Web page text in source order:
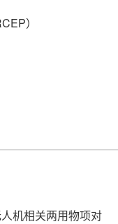
）
机相关两用物项对